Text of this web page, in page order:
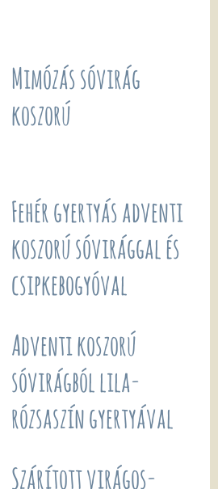
Mimózás sóvirág
koszorú
Fehér gyertyás adventi
koszorú sóvirággal és
csipkebogyóval
Adventi koszorú
sóvirágból lila-
rózsaszín gyertyával
Szárított virágos-